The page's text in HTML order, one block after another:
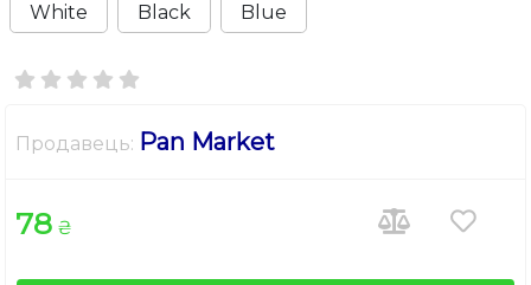
White Black Blue
Продавець: Pan Market
78 ₴